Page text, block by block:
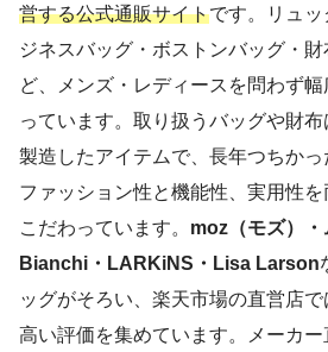
営する公式通販サイトです。リュ
ジネスバッグ・ボストンバッグ・
ど、メンズ・レディースを問わず
っています。取り扱うバッグや財布
製造したアイテムで、長年つちかっ
ファッション性と機能性、実用性
こだわっています。 moz（モズ）
Bianchi・LARKiNS・Lisa Larson
ッグがそろい、楽天市場の直営店
高い評価を集めています。メーカ